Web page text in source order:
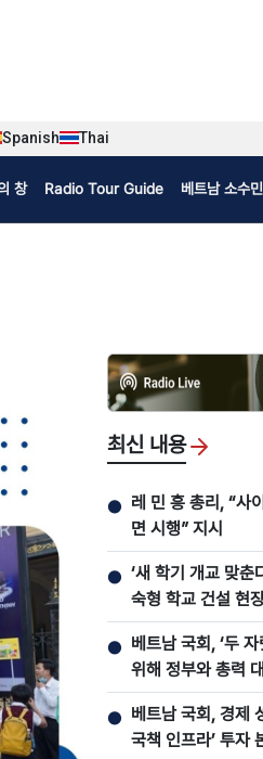
Spanish Thai
창 Radio Tour Guide 베트남 소수
최신 내용
● 레 민 흥 총리, “사
면 시행” 지시
● ‘새 학기 개교 맞춘
숙형 학교 건설 현
● 베트남 국회, ‘두
위해 정부와 총력
● 베트남 국회, 경제
국책 인프라’ 투자